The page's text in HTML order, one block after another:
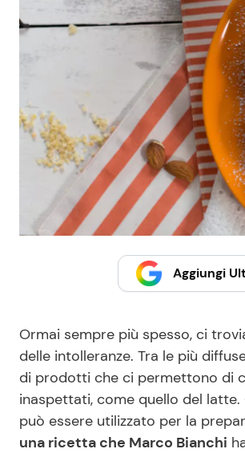
Aggiungi
Ormai sempre più spesso, ci
delle intolleranze. Tra le più
di prodotti che ci permettono di
inaspettati, come quello del
può essere utilizzato per la
una ricetta che Marco Bianchi